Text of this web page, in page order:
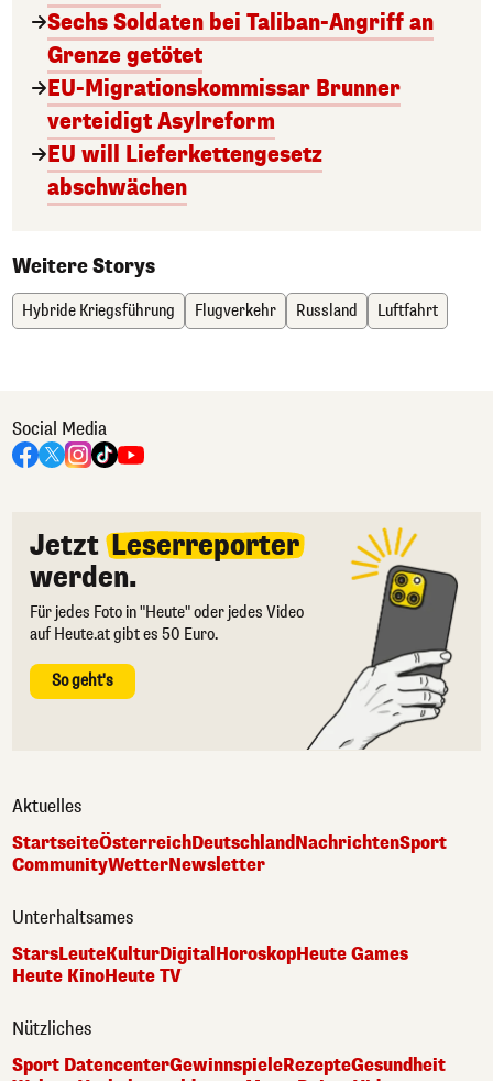
Sechs Soldaten bei Taliban-Angriff an
Grenze getötet
EU-Migrationskommissar Brunner
verteidigt Asylreform
EU will Lieferkettengesetz
abschwächen
Weitere Storys
Hybride Kriegsführung Flugverkehr Russland Luftfahrt
Social Media
Jetzt Leserreporter
werden.
Für jedes Foto in "Heute" oder jedes Video
auf Heute.at gibt es 50 Euro.
So geht's
Aktuelles
StartseiteÖsterreichDeutschlandNachrichtenSport
CommunityWetterNewsletter
Unterhaltsames
StarsLeuteKulturDigitalHoroskopHeute Games
Heute KinoHeute TV
Nützliches
Sport DatencenterGewinnspieleRezepteGesundheit